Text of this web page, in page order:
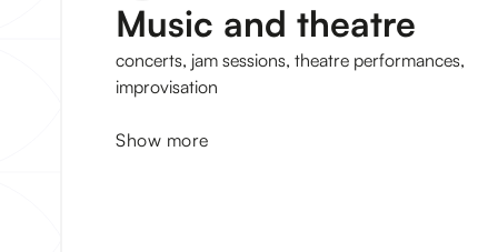
Music and theatre
concerts, jam sessions, theatre performances,
improvisation
Show more